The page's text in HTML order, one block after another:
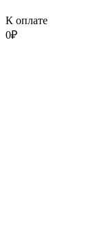
К оплате
0₽